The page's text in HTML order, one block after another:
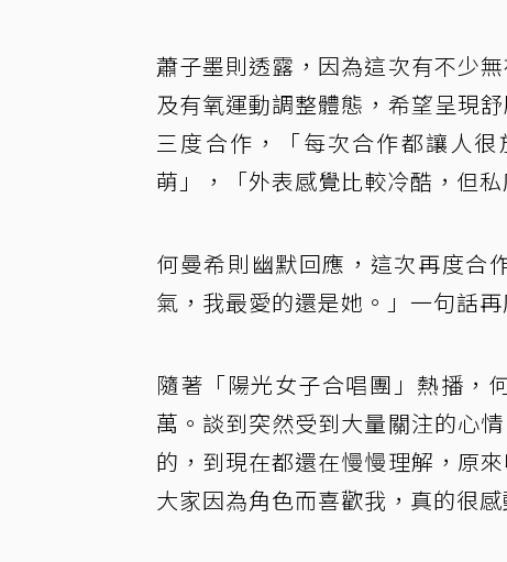
蕭子墨則透露，因為這次有不少
及有氧運動調整體態，希望呈現
三度合作，「每次合作都讓人
萌」，「外表感覺比較冷酷，但
何曼希則幽默回應，這次再度合
氣，我最愛的還是她。」一句話
隨著「陽光女子合唱團」熱播，
萬。談到突然受到大量關注的心
的，到現在都還在慢慢理解，原
大家因為角色而喜歡我，真的很感